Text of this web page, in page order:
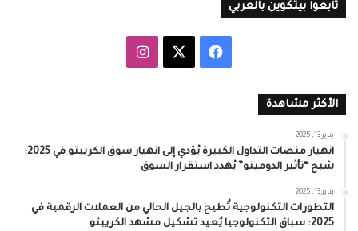
تابعوا بيتكوين بالعربي
فيسبوك انستقرام
الأكثر مشاهدة
يناير 13, 2025
انهيار منصات التداول الكبيرة يُؤدي إلى انهيار سوق الكريبتو في 2025:
شبح “تأثير الدومينو” يُهدد استقرار السوق
يناير 13, 2025
التطورات التكنولوجية تُطيح بالجيل الحالي من العملات الرقمية في
2025: سباق التكنولوجيا يُعيد تشكيل مشهد الكريبتو